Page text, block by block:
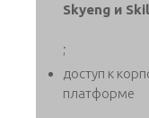
Skyeng и
;
доступ к
платформе